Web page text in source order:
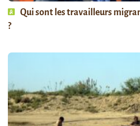
Qui sont les travailleurs
?